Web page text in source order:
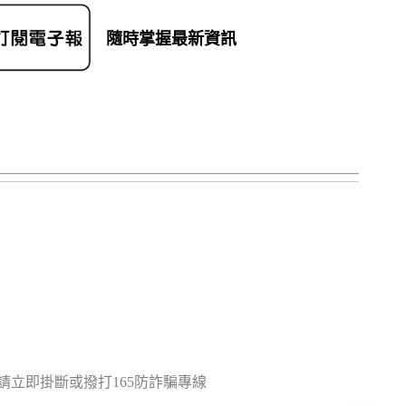
隨時掌握最新資訊
立即掛斷或撥打165防詐騙專線